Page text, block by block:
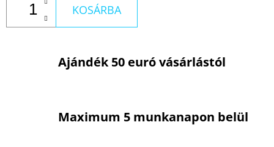
KOSÁRBA
Ajándék 50 euró vásárlástól
Maximum 5 munkanapon belül